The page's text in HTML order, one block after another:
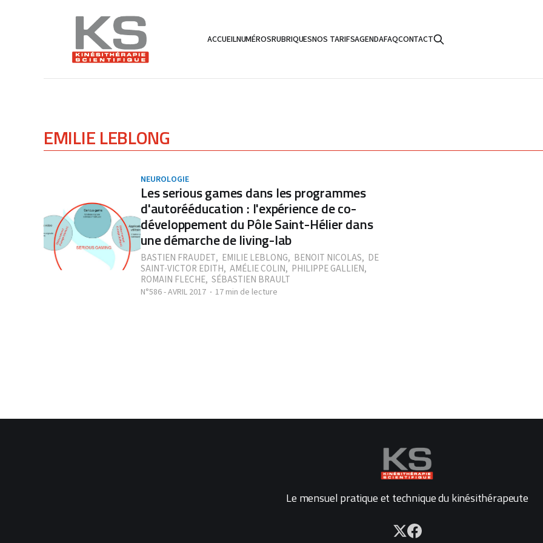
ACCUEILNUMÉROSRUBRIQUESNOS TARIFSAGENDAFAQCONTACT
EMILIE LEBLONG
NEUROLOGIE
Les serious games dans les programmes
d'autorééducation : l'expérience de co-
développement du Pôle Saint-Hélier dans
une démarche de living-lab
BASTIEN FRAUDET, EMILIE LEBLONG, BENOIT NICOLAS, DE
SAINT-VICTOR EDITH, AMÉLIE COLIN, PHILIPPE GALLIEN,
ROMAIN FLECHE, SÉBASTIEN BRAULT
N°586 - AVRIL 2017 17 min de lecture
Le mensuel pratique et technique du kinésithérapeute